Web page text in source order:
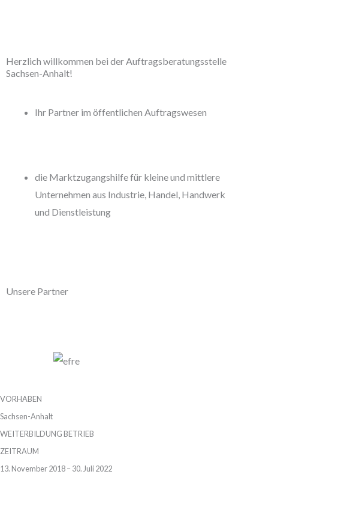
Herzlich willkommen bei der Auftragsberatungsstelle
Sachsen-Anhalt!
Ihr Partner im öffentlichen Auftragswesen
die Marktzugangshilfe für kleine und mittlere
Unternehmen aus Industrie, Handel, Handwerk
und Dienstleistung
Unsere Partner
VORHABEN
Sachsen-Anhalt
WEITERBILDUNG BETRIEB
ZEITRAUM
13. November 2018 – 30. Juli 2022